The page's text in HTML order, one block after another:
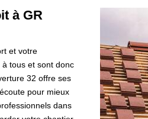
à GR
et votre
tous et sont donc
32 offre ses
pour mieux
dans